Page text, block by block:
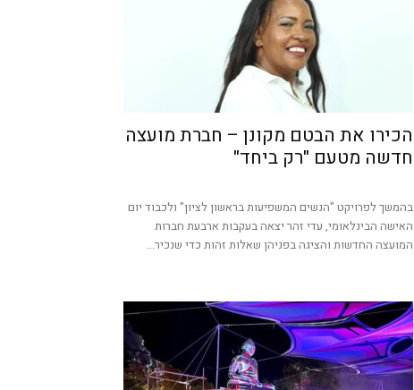
הכירו את הבטם מקונן – חברת מועצה
חדשה מטעם "רק ביחד"
בהמשך לפרויקט "הנשים המשפיעות בראשון לציון" ולכבוד יום
האישה הבינלאומי, עדי זהר יצאה בעקבות ארבעת חברות
המועצה החדשות והציגה בפניהן שאלות זהות כדי שנכיר...